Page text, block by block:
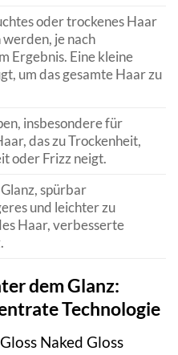
oder trockenes Haar
je nach
Ergebnis. Eine kleine
um das gesamte Haar zu
insbesondere für
das zu Trockenheit,
oder Frizz neigt.
spürbar
und leichter zu
Haar, verbesserte
dem Glanz:
Technologie
Naked Gloss